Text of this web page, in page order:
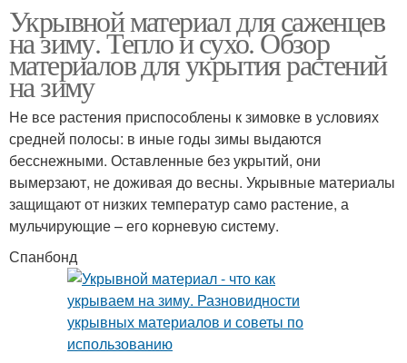
Укрывной материал для саженцев
на зиму. Тепло и сухо. Обзор
материалов для укрытия растений
на зиму
Не все растения приспособлены к зимовке в условиях
средней полосы: в иные годы зимы выдаются
бесснежными. Оставленные без укрытий, они
вымерзают, не доживая до весны. Укрывные материалы
защищают от низких температур само растение, а
мульчирующие – его корневую систему.
Спанбонд